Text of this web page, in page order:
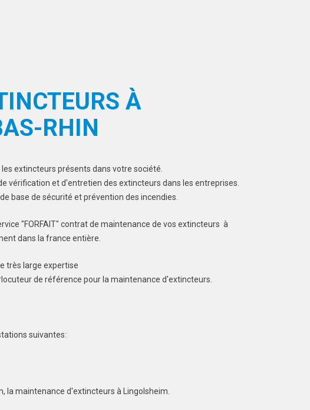
À
RHIN
extincteurs présents dans votre société.
vérification et d'entretien des extincteurs dans les entreprises.
base de sécurité et prévention des incendies.
"FORFAIT" contrat de maintenance de vos extincteurs à
dans la france entière.
très large expertise
de référence pour la maintenance d'extincteurs.
suivantes:
la maintenance d'extincteurs à Lingolsheim.